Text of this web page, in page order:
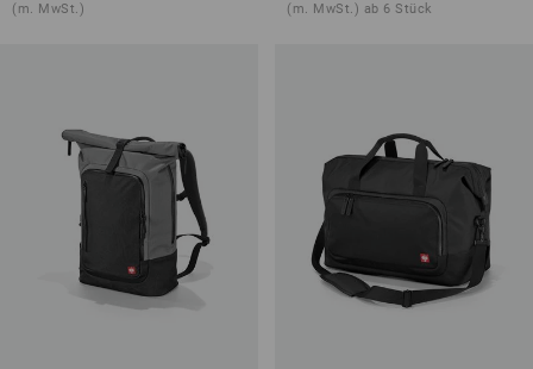
(m. MwSt.) (m. MwSt.) ab 6 Stück